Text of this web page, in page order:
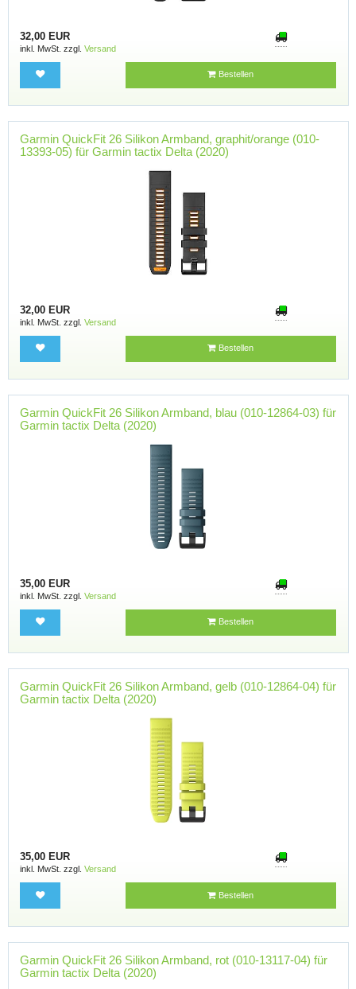
32,00 EUR
inkl. MwSt. zzgl. Versand
Bestellen
Garmin QuickFit 26 Silikon Armband, graphit/orange (010-
13393-05) für Garmin tactix Delta (2020)
32,00 EUR
inkl. MwSt. zzgl. Versand
Bestellen
Garmin QuickFit 26 Silikon Armband, blau (010-12864-03) für
Garmin tactix Delta (2020)
35,00 EUR
inkl. MwSt. zzgl. Versand
Bestellen
Garmin QuickFit 26 Silikon Armband, gelb (010-12864-04) für
Garmin tactix Delta (2020)
35,00 EUR
inkl. MwSt. zzgl. Versand
Bestellen
Garmin QuickFit 26 Silikon Armband, rot (010-13117-04) für
Garmin tactix Delta (2020)